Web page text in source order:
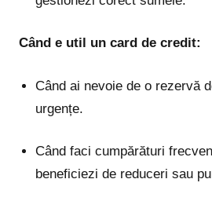
Când e util un card de credit:
Când ai nevoie de o rezervă
urgențe.
Când faci cumpărături
beneficiezi de reduceri sau